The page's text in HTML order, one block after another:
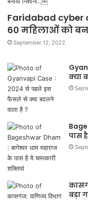
Faridabad cyber
60 महिलाओं को
September 12, 2022
क्या
पास
बड़ा